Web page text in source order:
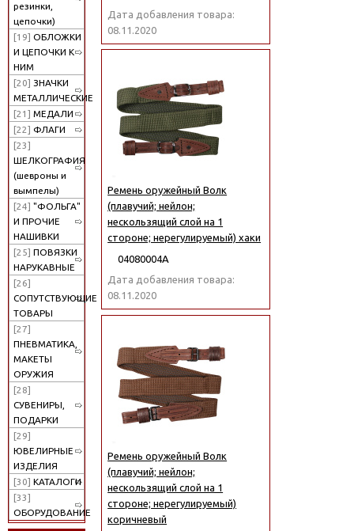
резинки,
цепочки)
[19] ОБЛОЖКИ
И ЦЕПОЧКИ К
НИМ
[20] ЗНАЧКИ
МЕТАЛЛИЧЕСКИЕ
[21] МЕДАЛИ
[22] ФЛАГИ
[23]
ШЕЛКОГРАФИЯ
(шевроны и
вымпелы)
[24] "ФОЛЬГА"
И ПРОЧИЕ
НАШИВКИ
[25] ПОВЯЗКИ
НАРУКАВНЫЕ
[26]
СОПУТСТВУЮЩИЕ
ТОВАРЫ
[27]
ПНЕВМАТИКА,
МАКЕТЫ
ОРУЖИЯ
[28]
СУВЕНИРЫ,
ПОДАРКИ
[29]
ЮВЕЛИРНЫЕ
ИЗДЕЛИЯ
[30] КАТАЛОГИ
[33]
ОБОРУДОВАНИЕ
Дата добавления товара:
08.11.2020
Ремень оружейный Волк
(плавучий; нейлон;
нескользящий слой на 1
стороне; нерегулируемый) хаки
04080004А
Дата добавления товара:
08.11.2020
Ремень оружейный Волк
(плавучий; нейлон;
нескользящий слой на 1
стороне; нерегулируемый)
коричневый